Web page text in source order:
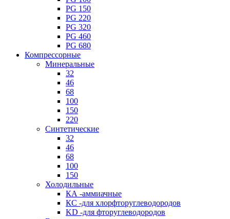
PG 150
PG 220
PG 320
PG 460
PG 680
Компрессорные
Минеральные
32
46
68
100
150
220
Синтетические
32
46
68
100
150
Холодильные
КА -аммиачные
КС -для хлорфторуглеводородов
KD -для фторуглеводородов